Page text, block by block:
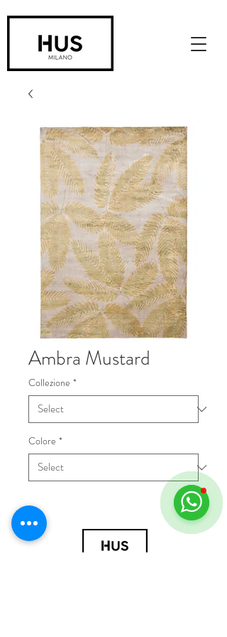
Ambra Mustard
Collezione *
Colore *